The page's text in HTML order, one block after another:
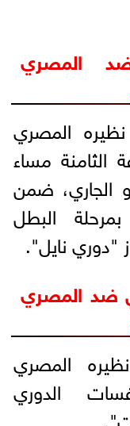
المصري
المصري
الثامنة مساء
الموافق 20 مايو الجاري، ضمن
البطل
"دوري نايل".
ضد المصري
المصري
الدوري